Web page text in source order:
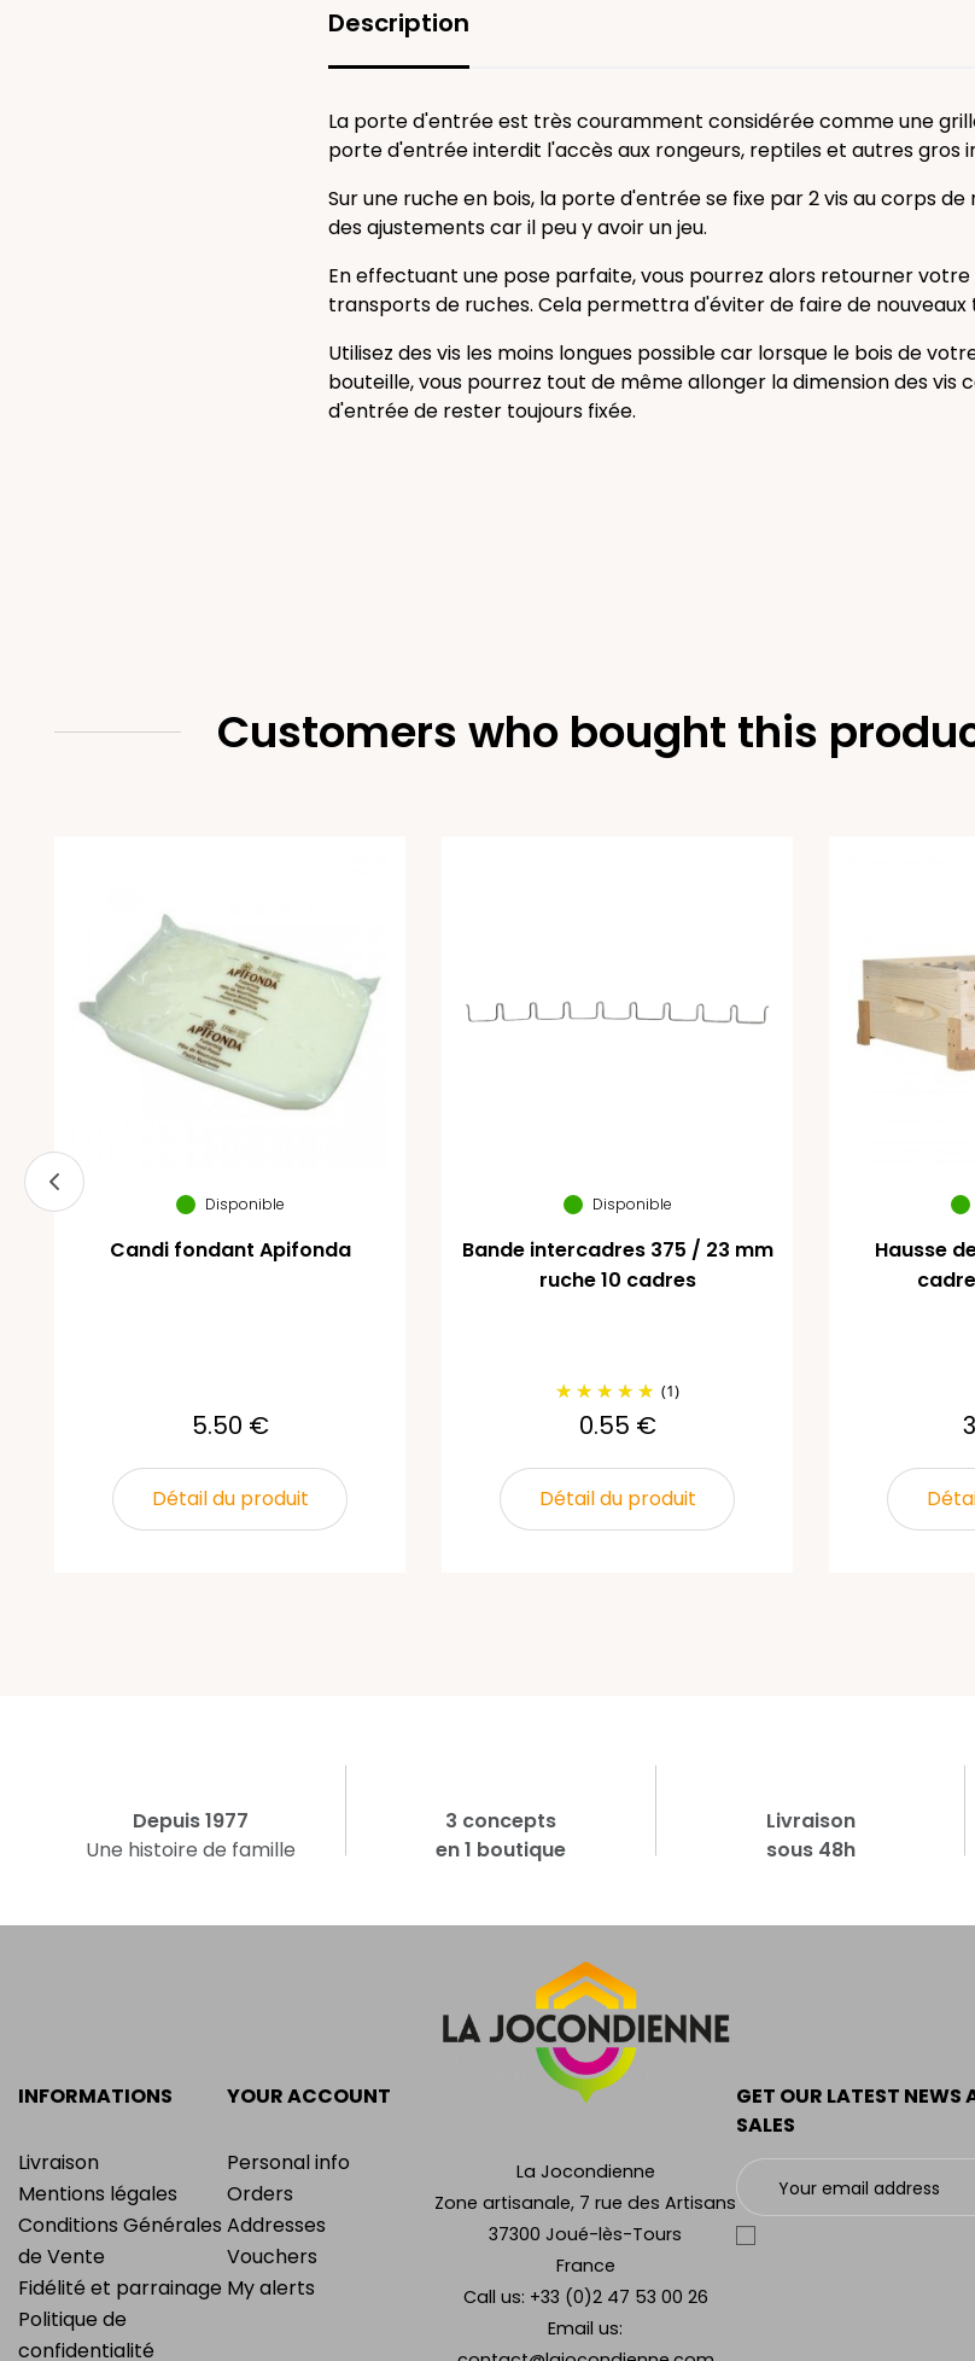
Description
La porte d'entrée est très couramment considérée comme une
porte d'entrée interdit l'accès aux rongeurs, reptiles et autres gros
Sur une ruche en bois, la porte d'entrée se fixe par 2 vis au corps
des ajustements car il peu y avoir un jeu.
En effectuant une pose parfaite, vous pourrez alors retourner
transports de ruches. Cela permettra d'éviter de faire de nouveaux
Utilisez des vis les moins longues possible car lorsque le bois de
bouteille, vous pourrez tout de même allonger la dimension des
d'entrée de rester toujours fixée.
Customers who bought this
Disponible
Candi fondant Apifonda
5.50 €
Détail du produit
Disponible
Bande intercadres 375 / 23 mm
ruche 10 cadres
(1)
0.55 €
Détail du produit
Hausse
Depuis 1977
Une histoire de famille
3 concepts
en 1 boutique
Livraison
sous 48h
INFORMATIONS
Livraison
Mentions légales
Conditions Générales
de Vente
Fidélité et parrainage
Politique de
confidentialité
YOUR ACCOUNT
Personal info
Orders
Addresses
Vouchers
My alerts
La Jocondienne
Zone artisanale, 7 rue des Artisans
37300 Joué-lès-Tours
France
Call us: +33 (0)2 47 53 00 26
Email us:
GET OUR LATEST NEWS
SALES